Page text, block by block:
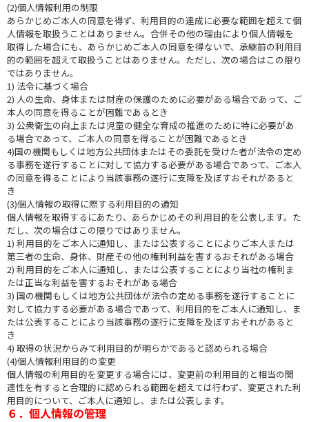
(2)個人情報利用の制限
あらかじめご本人の同意を得ず、利用目的の達成に必要な範囲を超えて個
人情報を取扱うことはありません。合併その他の理由により個人情報を
取得した場合にも、あらかじめご本人の同意を得ないで、承継前の利用目
的の範囲を超えて取扱うことはありません。ただし、次の場合はこの限り
ではありません。
1) 法令に基づく場合
2) 人の生命、身体または財産の保護のために必要がある場合であって、ご
本人の同意を得ることが困難であるとき
3) 公衆衛生の向上または児童の健全な育成の推進のために特に必要があ
る場合であって、ご本人の同意を得ることが困難であるとき
4)国の機関もしくは地方公共団体またはその委託を受けた者が法令の定め
る事務を遂行することに対して協力する必要がある場合であって、ご本人
の同意を得ることにより当該事務の遂行に支障を及ぼすおそれがあると
き
(3)個人情報の取得に際する利用目的の通知
個人情報を取得するにあたり、あらかじめその利用目的を公表します。た
だし、次の場合はこの限りではありません。
1) 利用目的をご本人に通知し、または公表することによりご本人または
第三者の生命、身体、財産その他の権利利益を害するおそれがある場合
2) 利用目的をご本人に通知し、または公表することにより当社の権利ま
たは正当な利益を害するおそれがある場合
3) 国の機関もしくは地方公共団体が法令の定める事務を遂行することに
対して協力する必要がある場合であって、利用目的をご本人に通知し、ま
たは公表することにより当該事務の遂行に支障を及ぼすおそれがあると
き
4) 取得の状況からみて利用目的が明らかであると認められる場合
(4)個人情報利用目的の変更
個人情報の利用目的を変更する場合には、変更前の利用目的と相当の関
連性を有すると合理的に認められる範囲を超えては行わず、変更された利
用目的について、ご本人に通知し、または公表します。
６．個人情報の管理